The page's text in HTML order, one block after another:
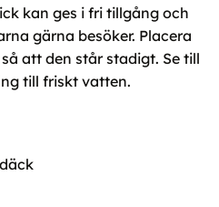
kan ges i fri tillgång och
gärna besöker. Placera
att den står stadigt. Se till
till friskt vatten.